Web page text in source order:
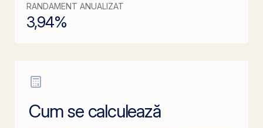
RANDAMENT ANUALIZAT
3,94%
Cum se calculează